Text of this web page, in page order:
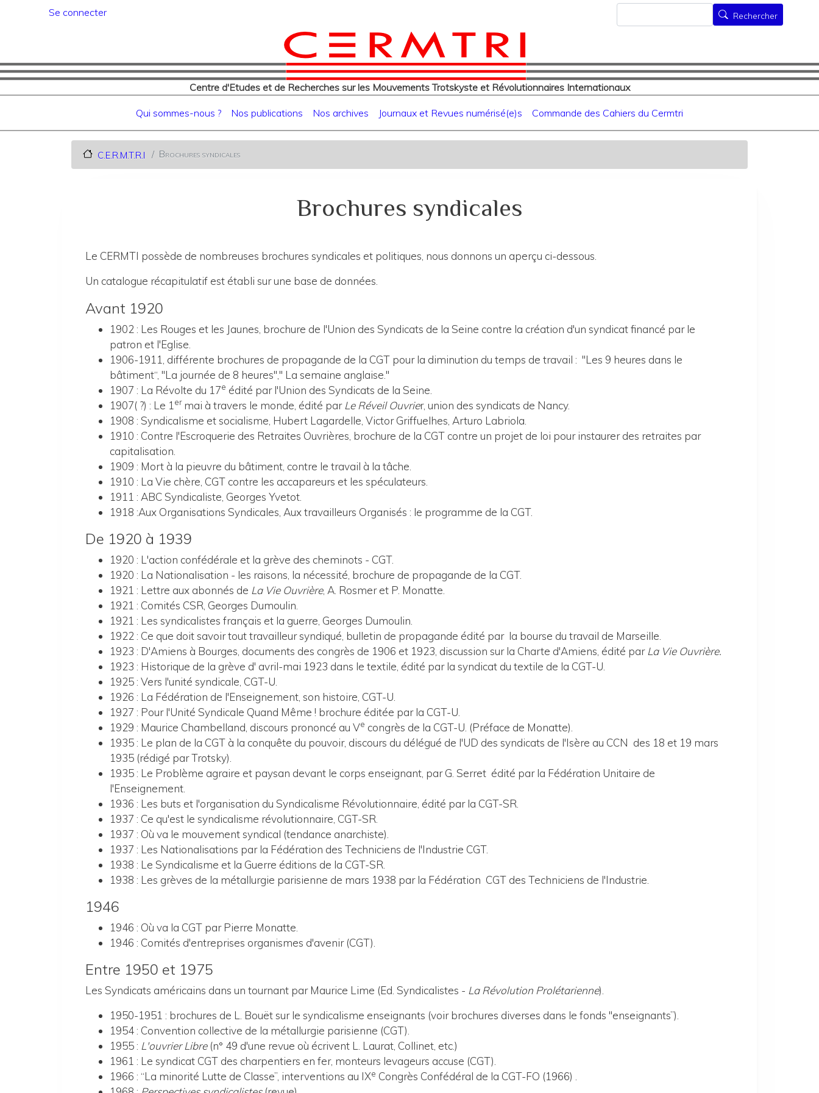
contenu
principal
Menu du compte de l'utilisateur
Se connecter
Centre d'Etudes et de Recherches sur les Mouvements Trotskyste et Révolutionnaires Internationaux
Rechercher
Rechercher
Navigation principale
Qui sommes-nous ? Nos publications Nos archives Journaux et Revues numérisé(e)s Commande des Cahiers du Cermtri
C.E.R.M.T.R.I Brochures syndicales
Brochures syndicales
Le CERMTI possède de nombreuses brochures syndicales et politiques, nous donnons un aperçu ci-dessous.
Un catalogue récapitulatif est établi sur une base de données.
Avant 1920
1902 : Les Rouges et les Jaunes, brochure de l'Union des Syndicats de la Seine contre la création d'un syndicat financé par le
patron et l'Eglise.
1906-1911, différente brochures de propagande de la CGT pour la diminution du temps de travail : "Les 9 heures dans le
bâtiment“, "La journée de 8 heures"," La semaine anglaise."
1907 : La Révolte du 17e édité par l'Union des Syndicats de la Seine.
1907( ?) : Le 1 er mai à travers le monde, édité par Le Réveil Ouvrier, union des syndicats de Nancy.
1908 : Syndicalisme et socialisme, Hubert Lagardelle, Victor Griffuelhes, Arturo Labriola.
1910 : Contre l'Escroquerie des Retraites Ouvrières, brochure de la CGT contre un projet de loi pour instaurer des retraites par
capitalisation.
1909 : Mort à la pieuvre du bâtiment, contre le travail à la tâche.
1910 : La Vie chère, CGT contre les accapareurs et les spéculateurs.
1911 : ABC Syndicaliste, Georges Yvetot.
1918 :Aux Organisations Syndicales, Aux travailleurs Organisés : le programme de la CGT.
De 1920 à 1939
1920 : L'action confédérale et la grève des cheminots - CGT.
1920 : La Nationalisation - les raisons, la nécessité, brochure de propagande de la CGT.
1921 : Lettre aux abonnés de La Vie Ouvrière, A. Rosmer et P. Monatte.
1921 : Comités CSR, Georges Dumoulin.
1921 : Les syndicalistes français et la guerre, Georges Dumoulin.
1922 : Ce que doit savoir tout travailleur syndiqué, bulletin de propagande édité par la bourse du travail de Marseille.
1923 : D'Amiens à Bourges, documents des congrès de 1906 et 1923, discussion sur la Charte d'Amiens, édité parLa Vie Ouvrière.
1923 : Historique de la grève d' avril-mai 1923 dans le textile, édité par la syndicat du textile de la CGT-U.
1925 : Vers l'unité syndicale, CGT-U.
1926 : La Fédération de l'Enseignement, son histoire, CGT-U.
1927 : Pour l'Unité Syndicale Quand Même ! brochure éditée par la CGT-U.
1929 : Maurice Chambelland, discours prononcé au Ve congrès de la CGT-U. (Préface de Monatte).
1935 : Le plan de la CGT à la conquête du pouvoir, discours du délégué de l'UD des syndicats de l'Isère au CCN des 18 et 19 mars
1935 (rédigé par Trotsky).
1935 : Le Problème agraire et paysan devant le corps enseignant, par G. Serret édité par la Fédération Unitaire de
l'Enseignement.
1936 : Les buts et l'organisation du Syndicalisme Révolutionnaire, édité par la CGT-SR.
1937 : Ce qu'est le syndicalisme révolutionnaire, CGT-SR.
1937 : Où va le mouvement syndical (tendance anarchiste).
1937 : Les Nationalisations par la Fédération des Techniciens de l'Industrie CGT.
1938 : Le Syndicalisme et la Guerre éditions de la CGT-SR.
1938 : Les grèves de la métallurgie parisienne de mars 1938 par la Fédération CGT des Techniciens de l'Industrie.
1946
1946 : Où va la CGT par Pierre Monatte.
1946 : Comités d'entreprises organismes d'avenir (CGT).
Entre 1950 et 1975
Les Syndicats américains dans un tournant par Maurice Lime (Ed. Syndicalistes - La Révolution Prolétarienne).
1950-1951 : brochures de L. Bouët sur le syndicalisme enseignants (voir brochures diverses dans le fonds "enseignants”).
1954 : Convention collective de la métallurgie parisienne (CGT).
1955 : L'ouvrier Libre(n° 49 d'une revue où écrivent L. Laurat, Collinet, etc.)
1961 : Le syndicat CGT des charpentiers en fer, monteurs levageurs accuse (CGT).
1966 : “La minorité Lutte de Classe”, interventions au IXe Congrès Confédéral de la CGT-FO (1966) .